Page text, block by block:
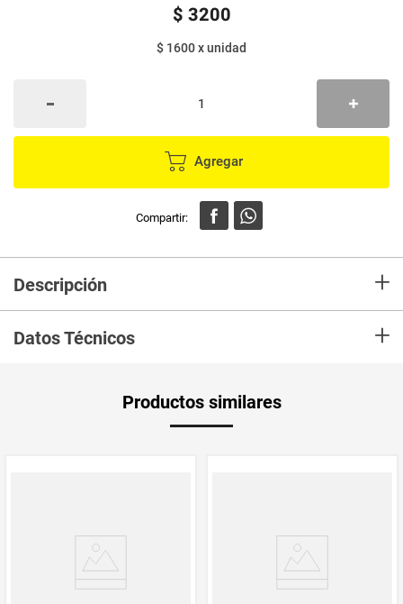
$ 3200
$ 1600xunidad
Agregar
Descripción +
Datos Técnicos +
Producto (kg)
Productos similares